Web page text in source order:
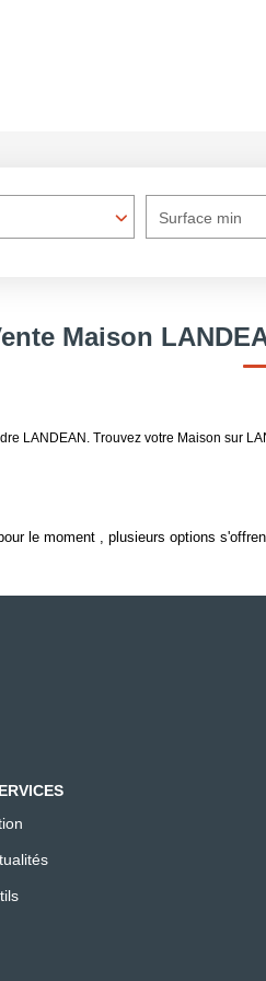
Surface min
Maison
LANDEAN. Trouvez votre Maison sur
le moment , plusieurs options